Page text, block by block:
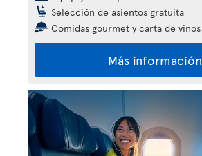
Selección de asientos gratuita
Comidas gourmet y carta de vinos
Más información